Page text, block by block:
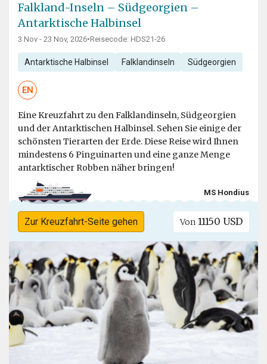
Falkland-Inseln – Südgeorgien –
Antarktische Halbinsel
3 Nov - 23 Nov, 2026•Reisecode: HDS21-26
Antarktische Halbinsel Falklandinseln Südgeorgien
EN
Eine Kreuzfahrt zu den Falklandinseln, Südgeorgien
und der Antarktischen Halbinsel. Sehen Sie einige der
schönsten Tierarten der Erde. Diese Reise wird Ihnen
mindestens 6 Pinguinarten und eine ganze Menge
antarktischer Robben näher bringen!
MS Hondius
Zur Kreuzfahrt-Seite gehen Von 11150 USD